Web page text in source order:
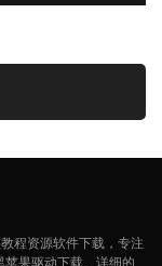
程资源软件下载，专注
果驱动下载、详细的